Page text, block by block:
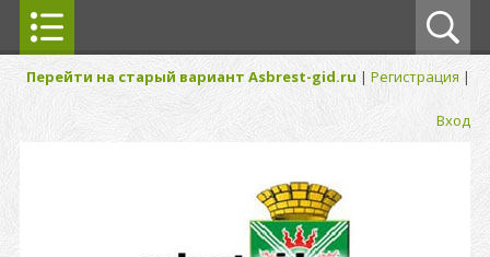
Перейти на старый вариант Asbrest-gid.ru | Регистрация |
Вход